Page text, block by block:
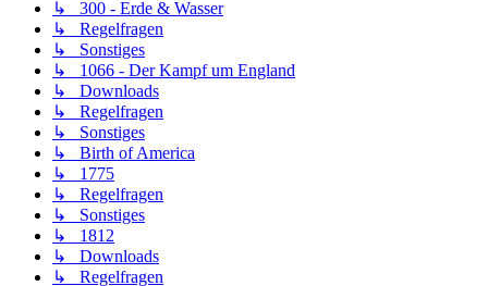
↳ 300 - Erde & Wasser
↳ Regelfragen
↳ Sonstiges
↳ 1066 - Der Kampf um England
↳ Downloads
↳ Regelfragen
↳ Sonstiges
↳ Birth of America
↳ 1775
↳ Regelfragen
↳ Sonstiges
↳ 1812
↳ Downloads
↳ Regelfragen